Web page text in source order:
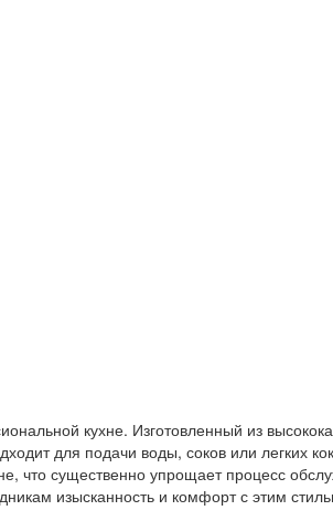
кухне. Изготовленный из
для подачи воды, соков или легких
что существенно упрощает процесс
изысканность и комфорт с этим